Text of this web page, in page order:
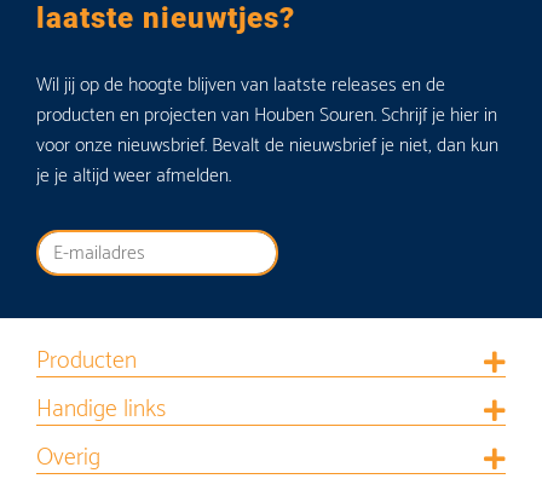
laatste nieuwtjes?
Wil jij op de hoogte blijven van laatste releases en de
producten en projecten van Houben Souren. Schrijf je hier in
voor onze nieuwsbrief. Bevalt de nieuwsbrief je niet, dan kun
je je altijd weer afmelden.
Producten
Handige links
Overig